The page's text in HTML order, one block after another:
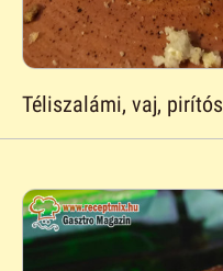
Téliszalámi, vaj, pirítós